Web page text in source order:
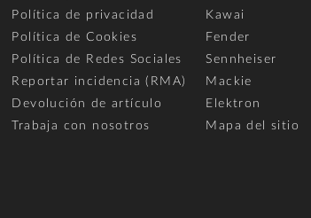
Política de privacidad
Política de Cookies
Política de Redes Sociales
Reportar incidencia (RMA)
Devolución de artículo
Trabaja con nosotros
Kawai
Fender
Sennheiser
Mackie
Elektron
Mapa del sitio